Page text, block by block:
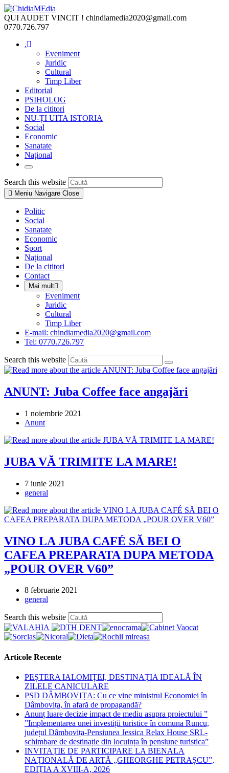
Skip
to
content
QUI AUDET VINCIT ! chindiamedia2020@gmail.com
0770.726.797
.
Eveniment
Juridic
Cultural
Timp Liber
Editorial
PSIHOLOG
De la cititori
NU-ȚI UITA ISTORIA
Social
Economic
Sanatate
Național
Toggle
website
search
Search this website
Escape
Meniu Navigare Close
Politic
Social
Sanatate
Economic
Sport
Național
De la cititori
Contact
Mai mult
Eveniment
Juridic
Cultural
Timp Liber
E-mail: chindiamedia2020@gmail.com
Tel: 0770.726.797
Search this website
ANUNT: Juba Coffee face angajări
Post
published:
1 noiembrie 2021
Post
Anunt
JUBA VĂ TRIMITE LA MARE!
Post
published:
7 iunie 2021
Post
general
VINO LA JUBA CAFÉ SĂ BEI O
CAFEA PREPARATA DUPA METODA
„POUR OVER V60”
Post
published:
8 februarie 2021
Post
general
Search this website
Escape
Articole Recente
PEȘTERA IALOMIȚEI, DESTINAȚIA IDEALĂ ÎN
ZILELE CANICULARE
PSD DÂMBOVIȚA: Cu ce vine ministrul Economiei în
Dâmbovița, în afară de propagandă?
Anunț luare decizie impact de mediu asupra proiectului ”
”Implementarea unei investiții turistice în comuna Runcu,
județul Dâmbovița-Pensiunea Jessica Relax House SRL-
schimbare de destinație din locuința în pensiune turistica”
INVITAȚIE DE PARTICIPARE LA BIENALA
NAȚIONALĂ DE ARTĂ „GHEORGHE PETRAȘCU”,
EDIŢIA A XVIII-A, 2026